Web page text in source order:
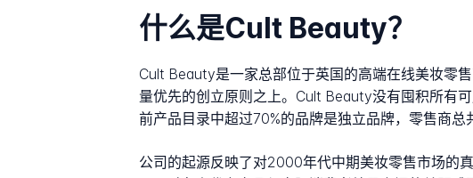
什么是Cult Beauty？
Cult Beauty是一家总部位于英国的高端在线美妆零
量优先的创立原则之上。Cult Beauty没有囤积所有
前产品目录中超过70%的品牌是独立品牌，零售商
公司的起源反映了对2000年代中期美妆零售市场的